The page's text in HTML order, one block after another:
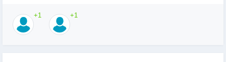
+1 +1